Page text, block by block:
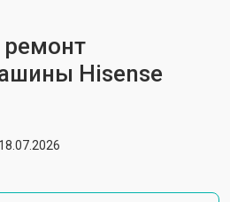
ремонт
Hisense